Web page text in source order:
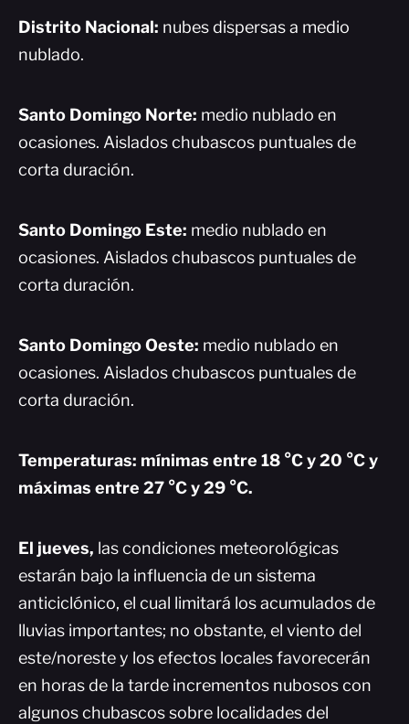
Distrito Nacional: nubes dispersas a medio
nublado.
Santo Domingo Norte: medio nublado en
ocasiones. Aislados chubascos puntuales de
corta duración.
Santo Domingo Este: medio nublado en
ocasiones. Aislados chubascos puntuales de
corta duración.
Santo Domingo Oeste: medio nublado en
ocasiones. Aislados chubascos puntuales de
corta duración.
Temperaturas: mínimas entre 18 °C y 20 °C y
máximas entre 27 °C y 29 °C.
El jueves, las condiciones meteorológicas
estarán bajo la influencia de un sistema
anticiclónico, el cual limitará los acumulados de
lluvias importantes; no obstante, el viento del
este/noreste y los efectos locales favorecerán
en horas de la tarde incrementos nubosos con
algunos chubascos sobre localidades del